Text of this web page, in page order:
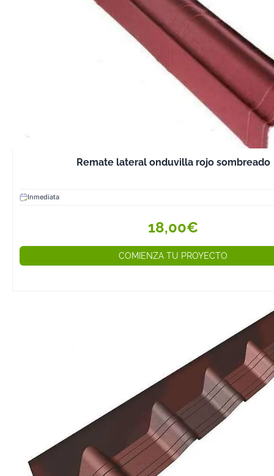
Remate lateral onduvilla rojo sombreado
Inmediata
18,00€
COMIENZA TU PROYECTO